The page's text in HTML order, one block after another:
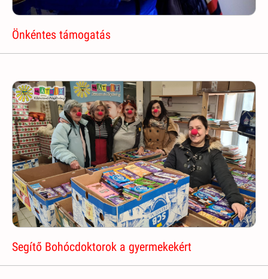
Önkéntes támogatás
Segítő Bohócdoktorok a gyermekekért